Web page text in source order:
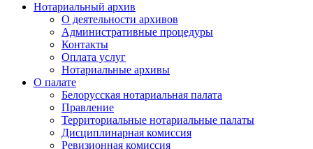
Нотариальный архив
О деятельности архивов
Административные процедуры
Контакты
Оплата услуг
Нотариальные архивы
О палате
Белорусская нотариальная палата
Правление
Территориальные нотариальные палаты
Дисциплинарная комиссия
Ревизионная комиссия